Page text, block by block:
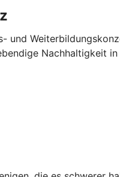
und
Nachhaltigkeit